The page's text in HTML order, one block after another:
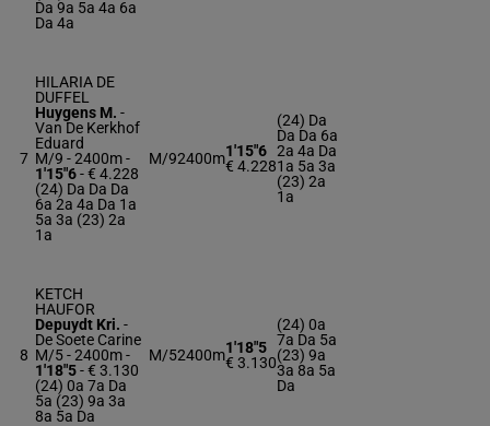
Da 9a 5a 4a 6a
Da 4a
7
HILARIA DE
DUFFEL
Huygens M. -
Van De Kerkhof
Eduard
M/9 - 2400m-
1'15"6- € 4.228
(24) Da Da Da
6a 2a 4a Da 1a
5a 3a (23) 2a
1a
M/92400m1'15"6
€ 4.228
(24) Da
Da Da 6a
2a 4a Da
1a 5a 3a
(23) 2a
1a
8
KETCH
HAUFOR
Depuydt Kri. -
De Soete Carine
M/5 - 2400m-
1'18"5- € 3.130
(24) 0a 7a Da
5a (23) 9a 3a
8a 5a Da
M/52400m1'18"5
€ 3.130
(24) 0a
7a Da 5a
(23) 9a
3a 8a 5a
Da